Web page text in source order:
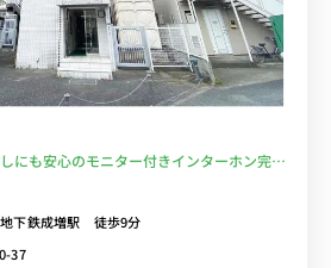
にも安心のモニター付きインターホン完
分。■選べるWi-Fi格安レンタル中！
下鉄成増駅 徒歩9分
37